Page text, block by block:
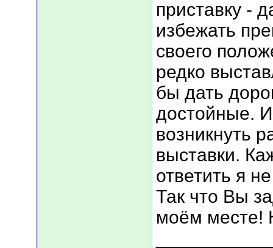
приставку -
избежать
своего
редко
бы дать
достойные.
возникнуть
выставки.
ответить я
Так что Вы
моём месте!